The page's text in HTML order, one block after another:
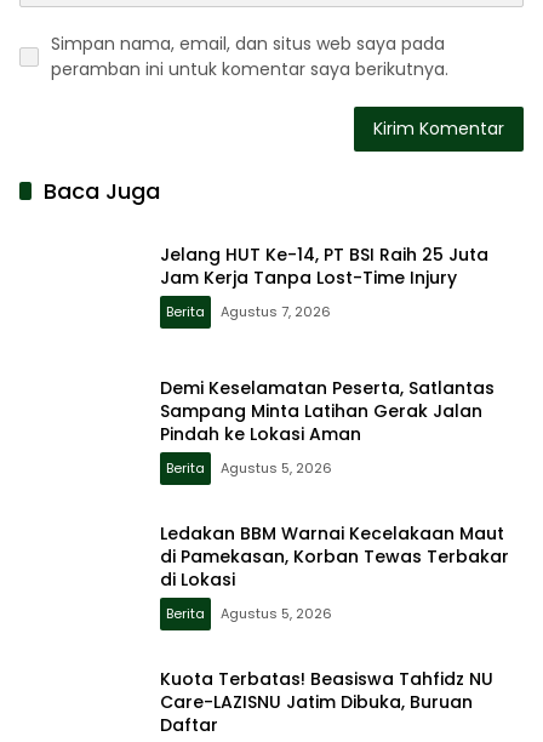
Simpan nama, email, dan situs web saya pada
peramban ini untuk komentar saya berikutnya.
Baca Juga
Jelang HUT Ke-14, PT BSI Raih 25 Juta
Jam Kerja Tanpa Lost-Time Injury
Berita Agustus 7, 2026
Demi Keselamatan Peserta, Satlantas
Sampang Minta Latihan Gerak Jalan
Pindah ke Lokasi Aman
Berita Agustus 5, 2026
Ledakan BBM Warnai Kecelakaan Maut
di Pamekasan, Korban Tewas Terbakar
di Lokasi
Berita Agustus 5, 2026
Kuota Terbatas! Beasiswa Tahfidz NU
Care-LAZISNU Jatim Dibuka, Buruan
Daftar